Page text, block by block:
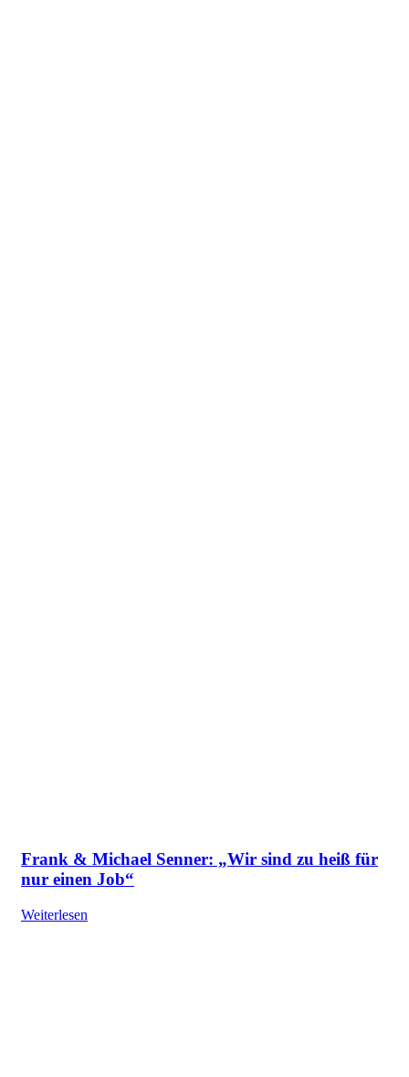
Frank & Michael Senner: „Wir sind zu heiß für
nur einen Job“
Weiterlesen